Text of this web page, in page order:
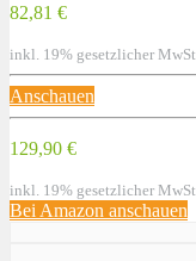
82,81 €
inkl. 19% gesetzlicher MwSt.
Anschauen
129,90 €
inkl. 19% gesetzlicher MwSt.
Bei Amazon anschauen